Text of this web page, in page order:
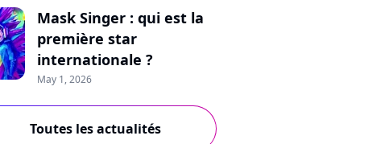
Mask Singer : qui est la
première star
internationale ?
May 1, 2026
Toutes les actualités